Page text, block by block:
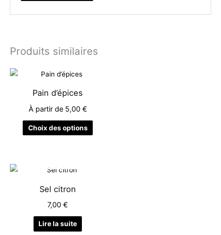
Produits similaires
Pain d’épices
À partir de 5,00 €
Choix des options
Sel citron
7,00 €
Lire la suite